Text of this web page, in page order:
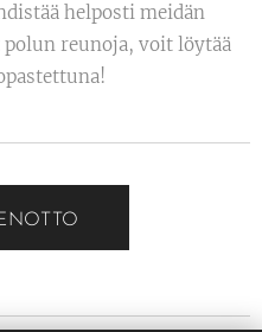
helposti meidän
reunoja, voit löytää